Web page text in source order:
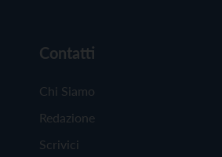
Contatti
Chi Siamo
Redazione
Scrivici